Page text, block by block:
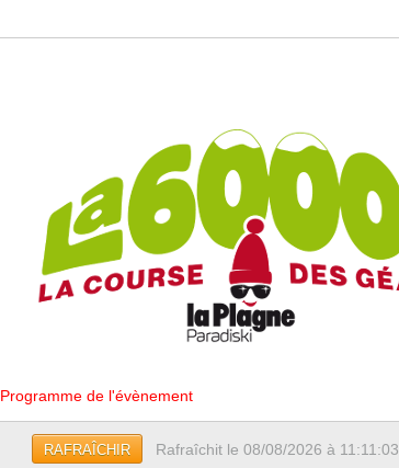
Programme de l'évènement
RAFRAÎCHIR Rafraîchit le 08/08/2026 à 11:11:03